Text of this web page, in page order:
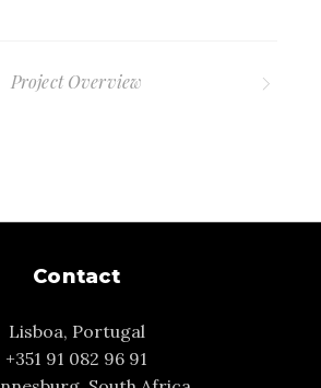
Project Overview
Contact
Lisboa, Portugal
+351 91 082 96 91